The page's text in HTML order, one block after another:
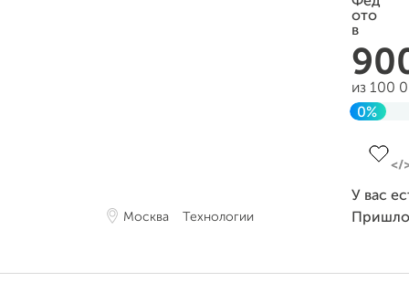
Москва Технологии
из 100
0%
У вас